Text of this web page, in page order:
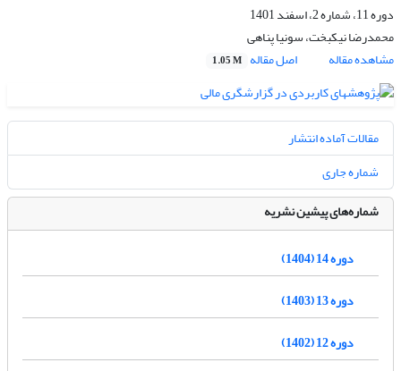
دوره 11، شماره 2، اسفند 1401
محمدرضا نیکبخت، سونیا پناهی
مشاهده مقاله
اصل مقاله 1.05 M
مقالات آماده انتشار
شماره جاری
شماره‌های پیشین نشریه
دوره 14 (1404)
دوره 13 (1403)
دوره 12 (1402)